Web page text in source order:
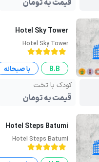
قیمت به تومان
Hotel Sky Tower
Hotel Sky Tower
B.B
با صبحانه
کودک با تخت
قیمت به تومان
Hotel Steps Batumi
Hotel Steps Batumi